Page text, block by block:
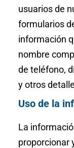
usuarios de
formularios
información
nombre
de teléfono,
y otros
Uso de la
La
proporcionar